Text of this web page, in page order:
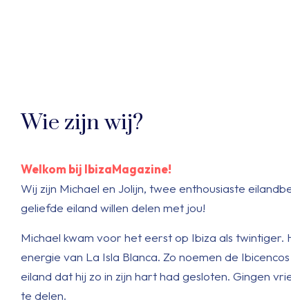
Wie zijn wij?
Welkom bij IbizaMagazine!
Wij zijn Michael en Jolijn, twee enthousiaste
geliefde eiland willen delen met jou!
Michael kwam voor het eerst op Ibiza als
energie van La Isla Blanca. Zo noemen de
eiland dat hij zo in zijn hart had gesloten. Gingen
te delen.